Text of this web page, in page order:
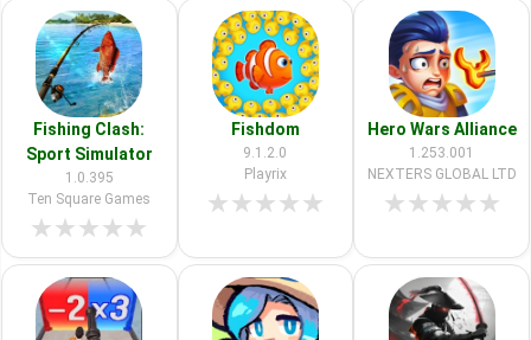
Fishing Clash:
Sport Simulator
1.0.395
Ten Square Games
★★★★★
Fishdom
9.1.2.0
Playrix
★★★★★
Hero Wars Alliance
1.253.001
NEXTERS GLOBAL LTD
★★★★★